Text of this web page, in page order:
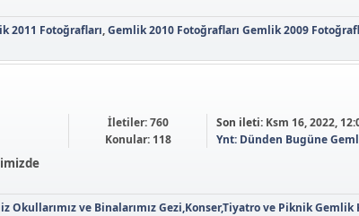
2011 Fotoğrafları Gemlik 2010 Fotoğrafları Gemlik 2009
İletiler: 760
Konular: 118
Son ileti: Ksm 16, 2022,
Ynt: Dünden Bugüne
Okullarımız ve BinalarımızGezi,Konser,Tiyatro ve PiknikGemlik